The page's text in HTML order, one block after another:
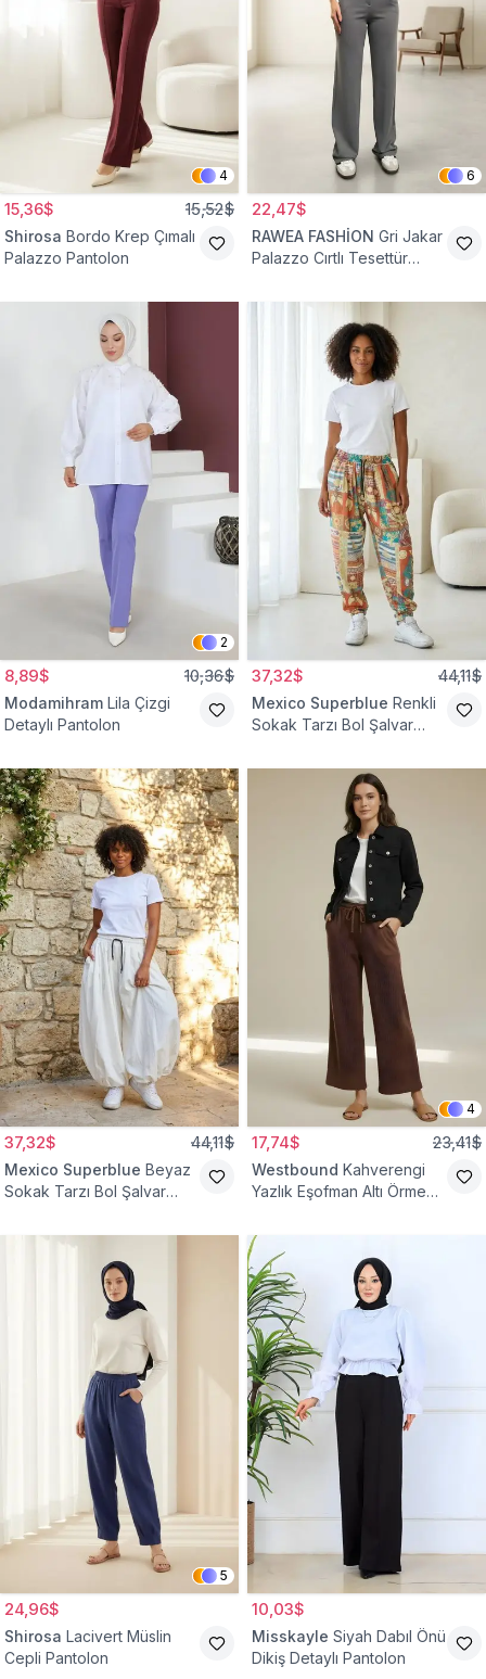
4
15,36$ 15,52$
Shirosa Bordo Krep Çımalı
Palazzo Pantolon
6
22,47$
RAWEA FASHİON Gri Jakar
Palazzo Cırtlı Tesettür
2
8,89$ 10,36$
Modamihram Lila Çizgi
Detaylı Pantolon
37,32$ 44,11$
Mexico Superblue Renkli
Sokak Tarzı Bol Şalvar
37,32$ 44,11$
Mexico Superblue Beyaz
Sokak Tarzı Bol Şalvar
4
17,74$ 23,41$
Westbound Kahverengi
Yazlık Eşofman Altı Örme
5
24,96$
Shirosa Lacivert Müslin
Cepli Pantolon
10,03$
Misskayle Siyah Dabıl Önü
Dikiş Detaylı Pantolon